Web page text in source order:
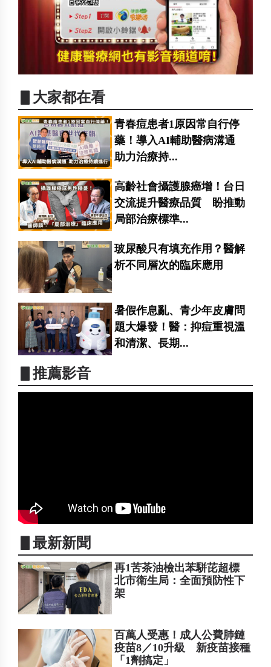
▋大家都在看
青春痘患者1原因常自行停
藥！導入AI輔助醫病溝通
助力治療持...
高齡社會攝護腺癌增！台日
交流提升醫療品質 盼推動
局部治療標準...
玻尿酸只有填充作用？醫解
析不同層次的臨床應用
暑假作息亂、青少年皮膚問
題大爆發！醫：抑痘重視溫
和清潔、長期...
▋推薦影音
▋最新新聞
再1苦茶油檢出苯駢芘超標
北市衛生局：全面預防性下
架
百萬人受惠！成人公費肺鏈
疫苗8／10升級 新疫苗接種
「1劑搞定」